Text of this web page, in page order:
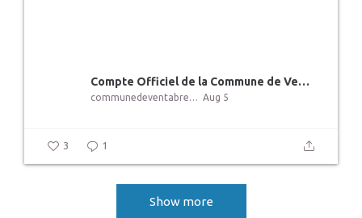
️Compte Officiel de la Commune de Ventabren
communedeventabren Aug 5
3 1
Show more